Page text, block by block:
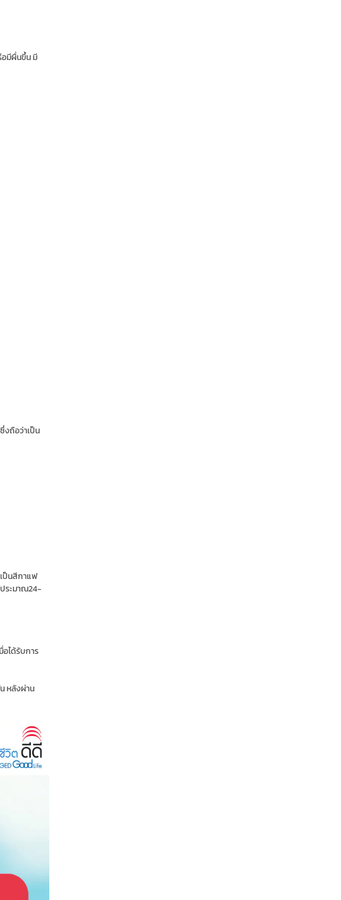
อมีผื่นขึ้น มี
งถือว่าเป็น
ป็นสีกาแฟ
ประมาณ24-
อได้รับการ
หลังผ่าน